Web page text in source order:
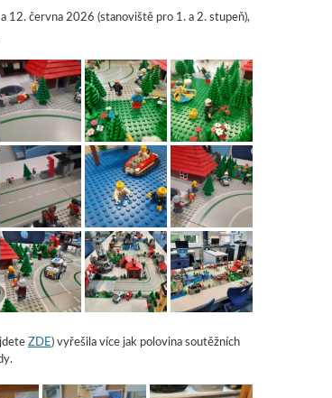
12. června 2026 (stanoviště pro 1. a 2. stupeň),
ZDE) vyřešila více jak polovina soutěžních